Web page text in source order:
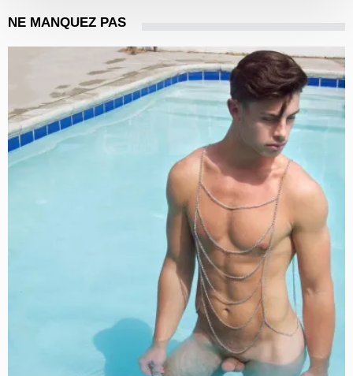
NE MANQUEZ PAS